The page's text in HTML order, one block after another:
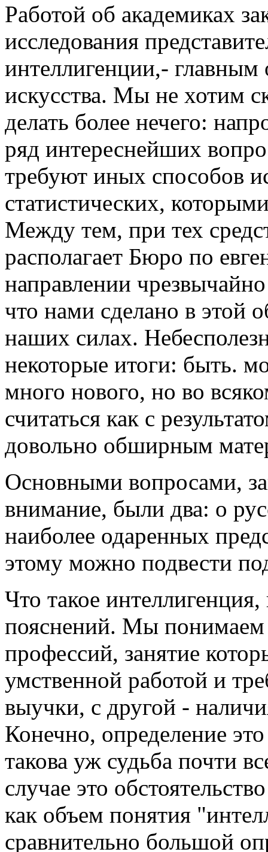
Работой об академиках
исследования
интеллигенции,-
искусства. Мы не хотим
делать более нечего:
ряд интереснейших
требуют иных способов
статистических,
Между тем, при тех
располагает Бюро по
направлении
что нами сделано в этой
наших силах.
некоторые итоги: быть.
много нового, но во
считаться как с
довольно обширным
Основными вопросами,
внимание, были два: о
наиболее одаренных
этому можно подвести
Что такое
пояснений. Мы понимаем
профессий, занятие
умственной работой и
выучки, с другой -
Конечно, определение
такова уж судьба почти
случае это
как объем понятия
сравнительно большой